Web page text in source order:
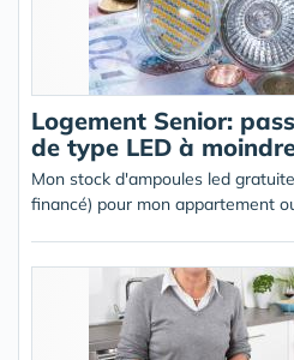
Logement Senior:
de type LED à
Mon stock d'ampoules led
financé) pour mon appartement